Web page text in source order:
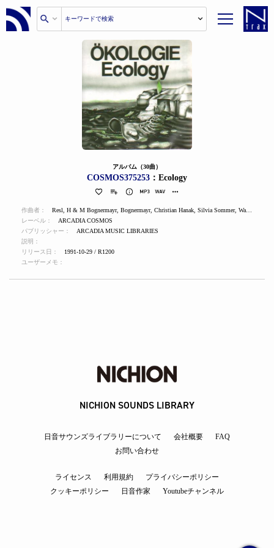
アルバム（30曲）
COSMOS375253 ：Ecology
作曲者： Resl H & M Bognermayr, Bognermayr, Christian Hanak Silvia Sommer, Walter Heinisch
レーベル：
ARCADIA COSMOS
パブリッシャー：
ARCADIA MUSIC LIBRARIES
説明：
リリース日：
1991-10-29 / R1200
ユーザーメモ：
NICHION SOUNDS LIBRARY
日音サウンズライブラリーについて 会社概要
FAQ
お問い合わせ
ライセンス 利用規約
プライバシーポリシー
クッキーポリシー
日音作家 Youtubeチャンネル